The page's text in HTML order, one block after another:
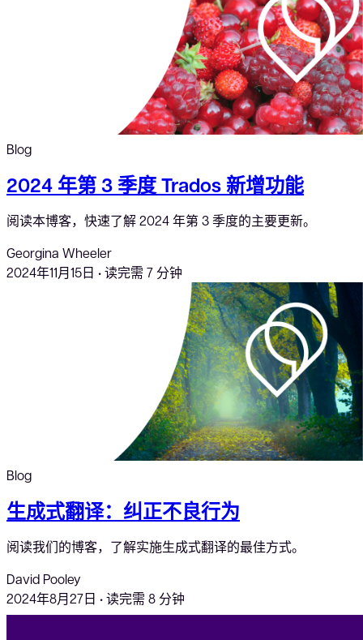
Blog
2024 年第 3 季度 Trados 新增功能
阅读本博客，快速了解 2024 年第 3 季度的主要更新。
Georgina Wheeler
2024年11月15日 •读完需 7 分钟
Blog
生成式翻译：纠正不良行为
阅读我们的博客，了解实施生成式翻译的最佳方式。
David Pooley
2024年8月27日 •读完需 8 分钟